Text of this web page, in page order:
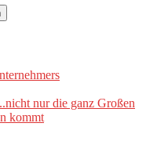
nur die ganz Großen
kommt